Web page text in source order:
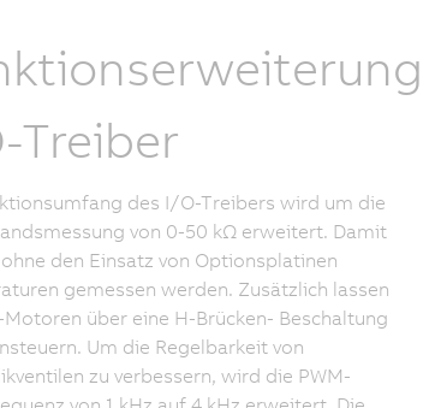
Treiber
des I/O-Treibers wird um die
von 0-50 kΩ erweitert. Damit
den Einsatz von Optionsplatinen
gemessen werden. Zusätzlich lassen
Motoren über eine H-Brücken- Beschaltung
Um die Regelbarkeit von
zu verbessern, wird die PWM-